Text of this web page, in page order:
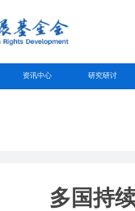
资讯中心 研究研讨
多国持